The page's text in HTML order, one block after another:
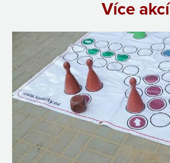
Více akcí